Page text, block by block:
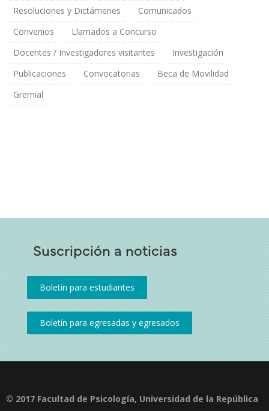
Resoluciones y Dictámenes
Comunicados
Convenios
Llamados a Concurso
Docentes / Investigadores visitantes
Investigación
Publicaciones
Convocatorias
Beca de Movilidad
Gremial
Suscripción a noticias
© 2017 Facultad de Psicología, Universidad de la República